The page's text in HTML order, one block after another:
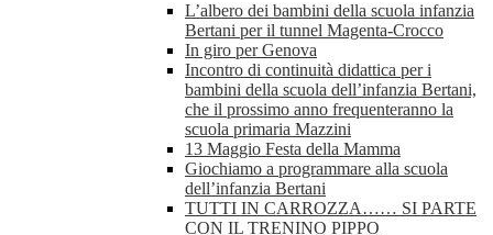
L’albero dei bambini della scuola infanzia
Bertani per il tunnel Magenta-Crocco
In giro per Genova
Incontro di continuità didattica per i
bambini della scuola dell’infanzia Bertani,
che il prossimo anno frequenteranno la
scuola primaria Mazzini
13 Maggio Festa della Mamma
Giochiamo a programmare alla scuola
dell’infanzia Bertani
TUTTI IN CARROZZA…… SI PARTE
CON IL TRENINO PIPPO